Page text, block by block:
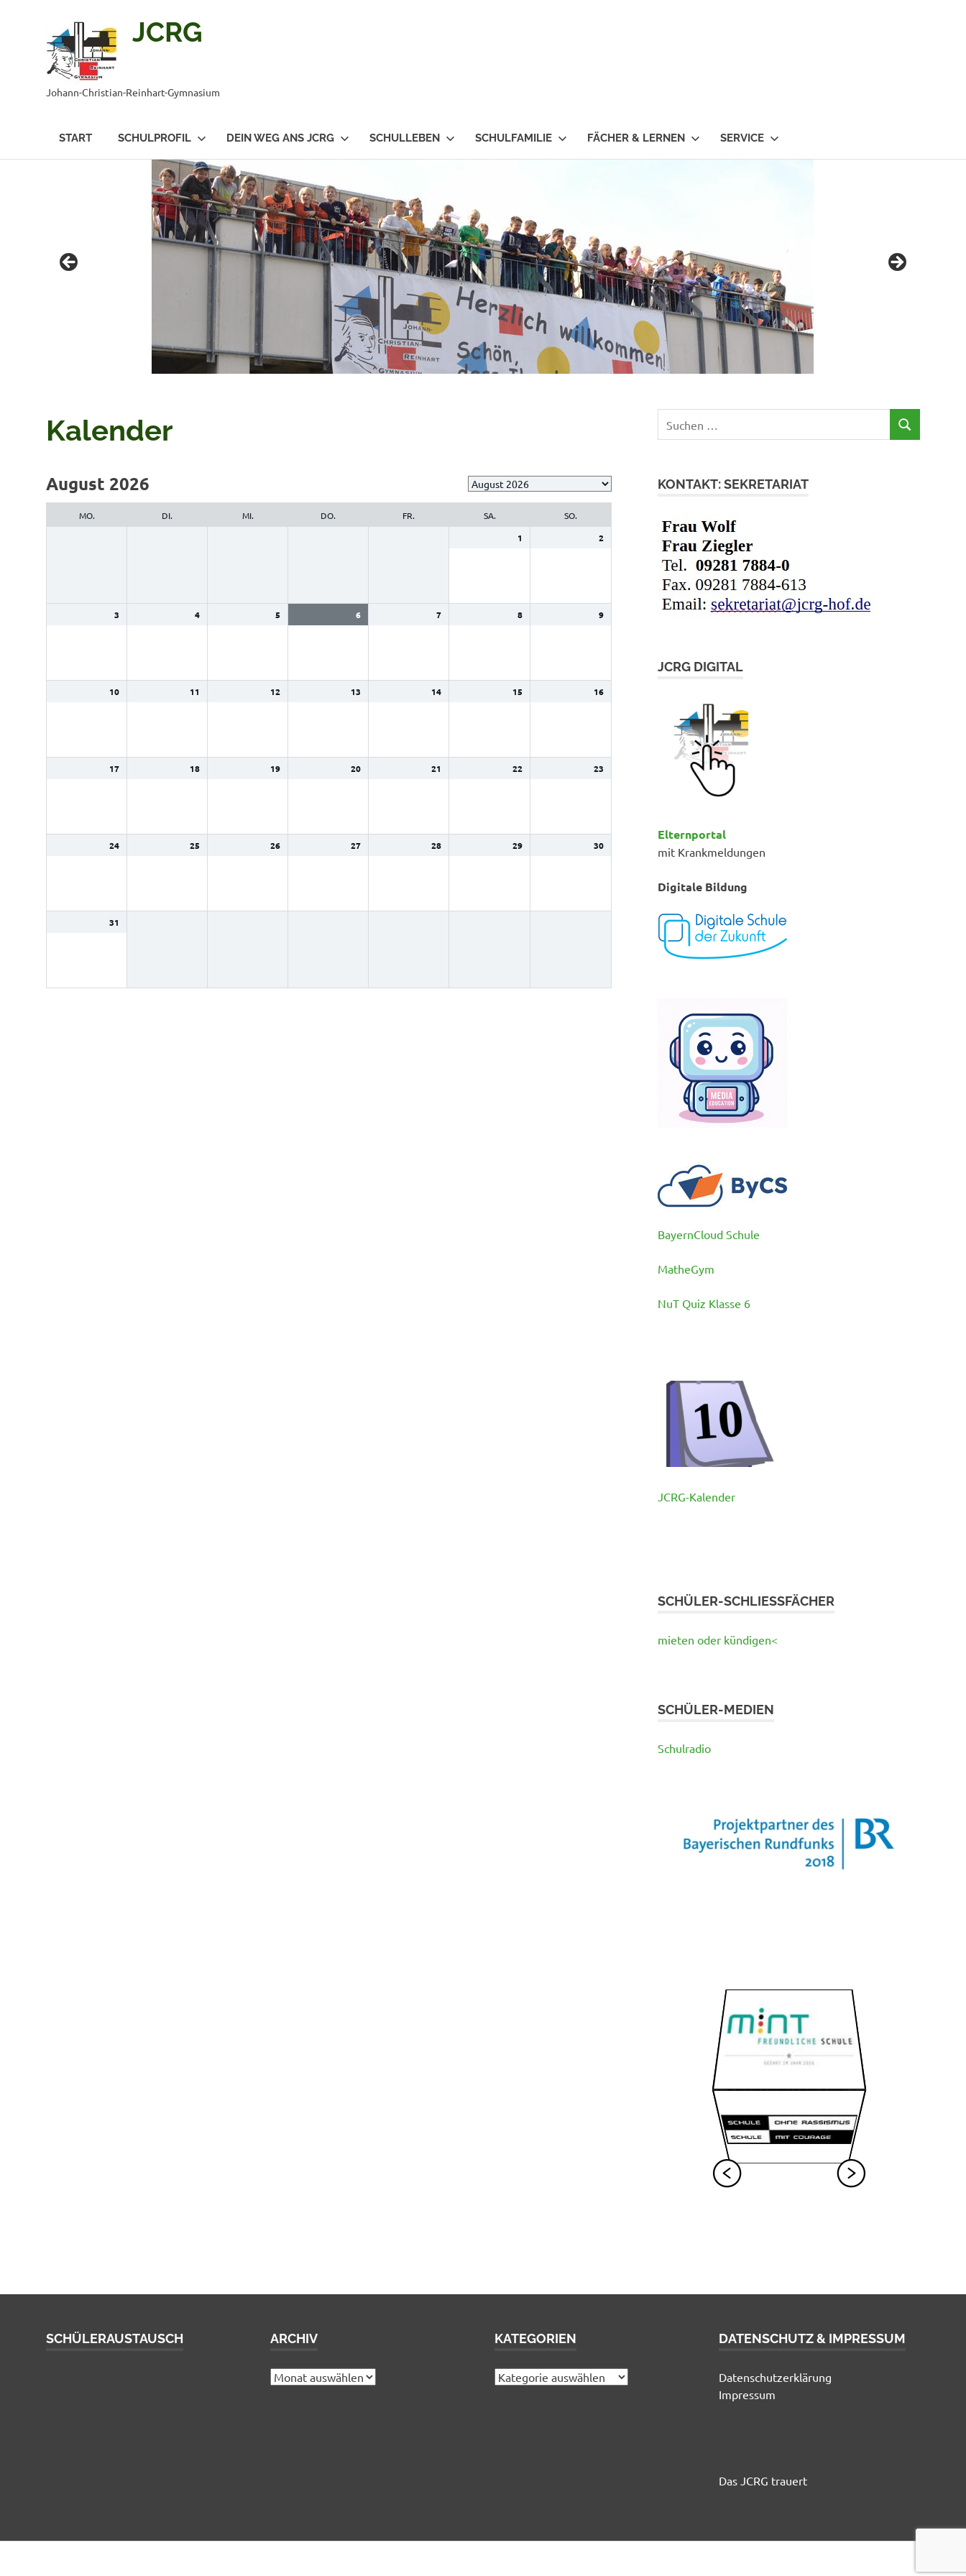
JCRG
Johann-Christian-Reinhart-Gymnasium
START SCHULPROFIL DEIN WEG ANS JCRG SCHULLEBEN SCHULFAMILIE FÄCHER & LERNEN SERVICE
Kalender
Auswahl
Monats
August 2026
MO. DI. MI. DO. FR. SA.
SO.
1
2
3 4 5 6 7 8 9
10 11 12 13 14 15 16
17 18 19 20 21 22 23
24 25 26 27 28 29 30
31
nach:
SUCHEN
KONTAKT: SEKRETARIAT
JCRG DIGITAL
Elternportal
mit Krankmeldungen
Digitale Bildung
BayernCloud Schule
MatheGym
NuT Quiz Klasse 6
JCRG-Kalender
SCHÜLER-SCHLIESSFÄCHER
mieten oder kündigen<
SCHÜLER-MEDIEN
Schulradio
SCHÜLERAUSTAUSCH ARCHIV
Archiv
KATEGORIEN
Kategorien
DATENSCHUTZ & IMPRESSUM
Datenschutzerklärung
Impressum
Das JCRG trauert